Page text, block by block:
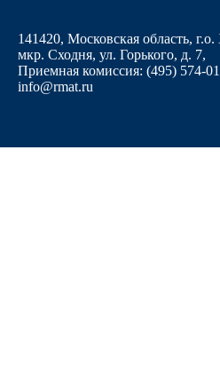
141420, Московская область,
мкр. Сходня, ул. Горького, д. 7,
Приемная комиссия: (495) 574-
info@rmat.ru